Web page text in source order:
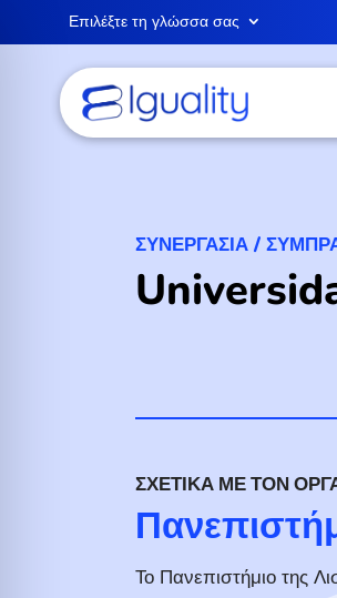
Επιλέξτε τη γλώσσα σας
ΣΥΝΕΡΓΑΣΊΑ /
ΣΧΕΤΙΚΆ ΜΕ ΤΟΝ
Το Πανεπιστήμιο της